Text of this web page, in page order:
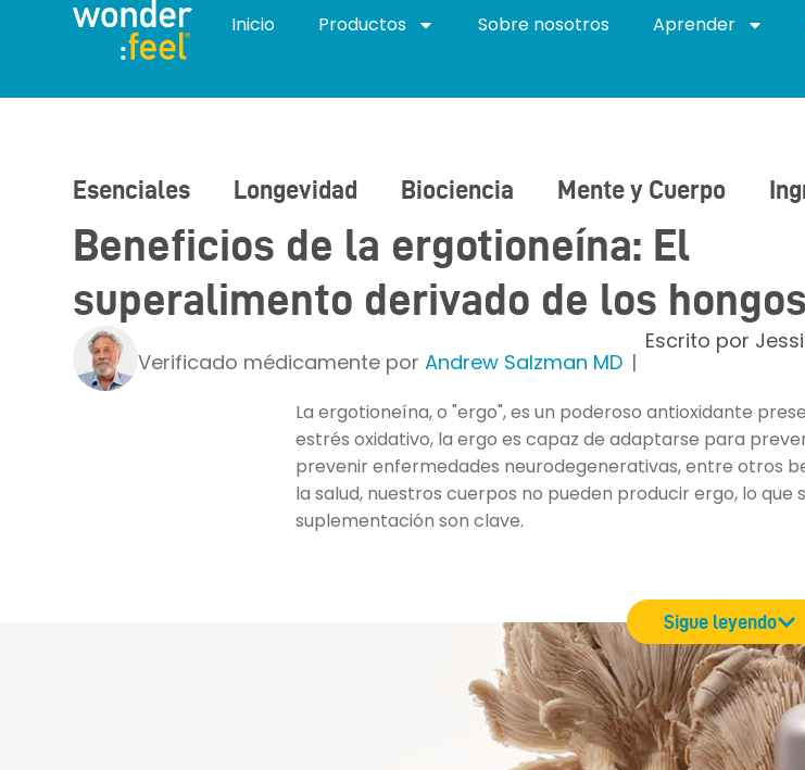
Inicio Productos Sobre nosotros Aprender
Esenciales Longevidad Biociencia Mente y Cuerpo
Beneficios de la ergotioneína: El
superalimento derivado de los hongos
Verificado médicamente porAndrew Salzman MD
Escrito por
La ergotioneína, o "ergo", es un poderoso antioxidante
estrés oxidativo, la ergo es capaz de adaptarse para
prevenir enfermedades neurodegenerativas, entre otros
la salud, nuestros cuerpos no pueden producir ergo, lo que
suplementación son clave.
Sigue leyendo